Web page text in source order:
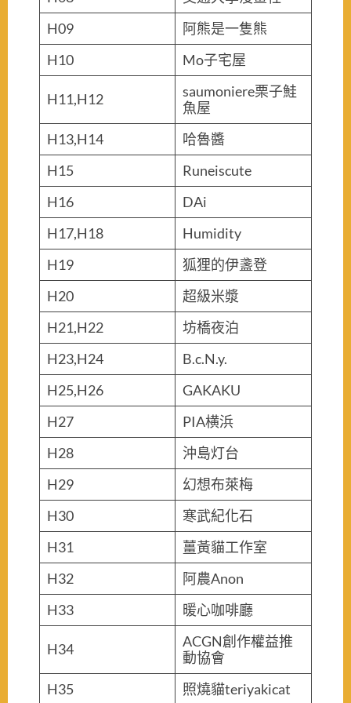
H09
阿熊是一隻熊
H10
Mo子宅屋
H11,H12
saumoniere栗子鮭
魚屋
H13,H14
哈魯醬
H15
Runeiscute
H16
DAi
H17,H18
Humidity
H19
狐狸的伊盞登
H20
超級米漿
H21,H22
坊橋夜泊
H23,H24
B.c.N.y.
H25,H26
GAKAKU
H27
PIA横浜
H28
沖島灯台
H29
幻想布萊梅
H30
寒武紀化石
H31
薑黃貓工作室
H32
阿農Anon
H33
暖心咖啡廳
H34
ACGN創作權益推
動協會
H35
照燒貓teriyakicat